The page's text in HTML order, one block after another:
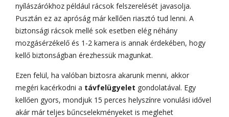
nyílászárókhoz például rácsok felszerelését javasolja.
Pusztán ez az apróság már kellően riasztó tud lenni. A
biztonsági rácsok mellé sok esetben elég néhány
mozgásérzékelő és 1-2 kamera is annak érdekében, hogy
kellő biztonságban érezhessük magunkat.
Ezen felül, ha valóban biztosra akarunk menni, akkor
megéri kacérkodni a távfelügyelet gondolatával. Egy
kellően gyors, mondjuk 15 perces helyszínre vonulási idővel
akár már teljes bűncselekményeket is meglehet